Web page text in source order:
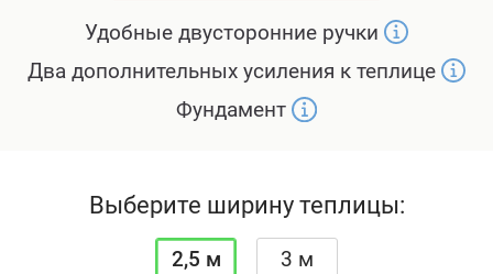
Удобные двусторонние ручки
Два дополнительных усиления к теплице
Фундамент
Выберите ширину теплицы:
2,5 м 3 м